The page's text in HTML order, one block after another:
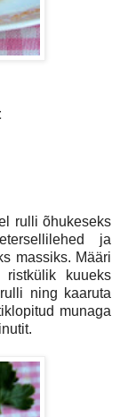
rulli õhukeseks
ja
massiks. Määri
kuueks
ning kaaruta
munaga